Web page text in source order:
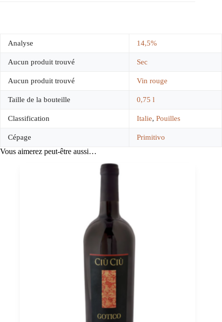
Analyse 14,5%
Aucun produit trouvé Sec
Aucun produit trouvé Vin rouge
Taille de la bouteille 0,75 l
Classification Italie, Pouilles
Cépage Primitivo
Vous aimerez peut-être aussi…